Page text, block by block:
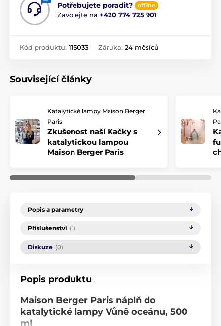
Potřebujete poradit? offline
Zavolejte na +420 774 725 901
Kód produktu: 115033 Záruka: 24 měsíců
Související články
Katalytické lampy Maison Berger
Paris
Zkušenost naší Kačky s
katalytickou lampou
Maison Berger Paris
Popis a parametry
Příslušenství (1)
Diskuze (0)
Popis produktu
Maison Berger Paris náplň do
katalytické lampy Vůně oceánu, 500
ml